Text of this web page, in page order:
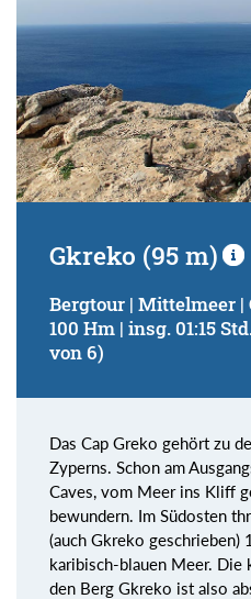
Gkreko (95 m)
Bergtour | Mittelmeer |
100 Hm | insg. 01:15
von 6)
Das Cap Greko gehört zu
Zyperns. Schon am
Caves, vom Meer ins Kliff
bewundern. Im Südosten
(auch Gkreko geschrieben)
karibisch-blauen Meer. Die
den Berg Gkreko ist also